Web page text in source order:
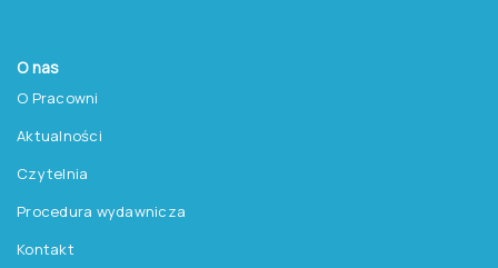
O nas
O Pracowni
Aktualności
Czytelnia
Procedura wydawnicza
Kontakt